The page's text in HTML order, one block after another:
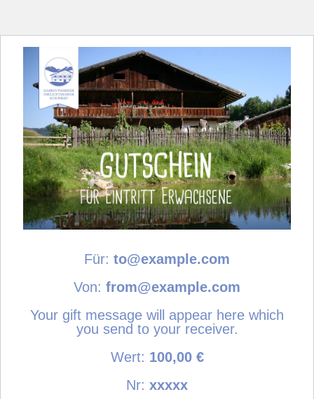
Für: to@example.com
Von: from@example.com
Your gift message will appear here which
you send to your receiver.
Wert: 100,00 €
Nr: xxxxx